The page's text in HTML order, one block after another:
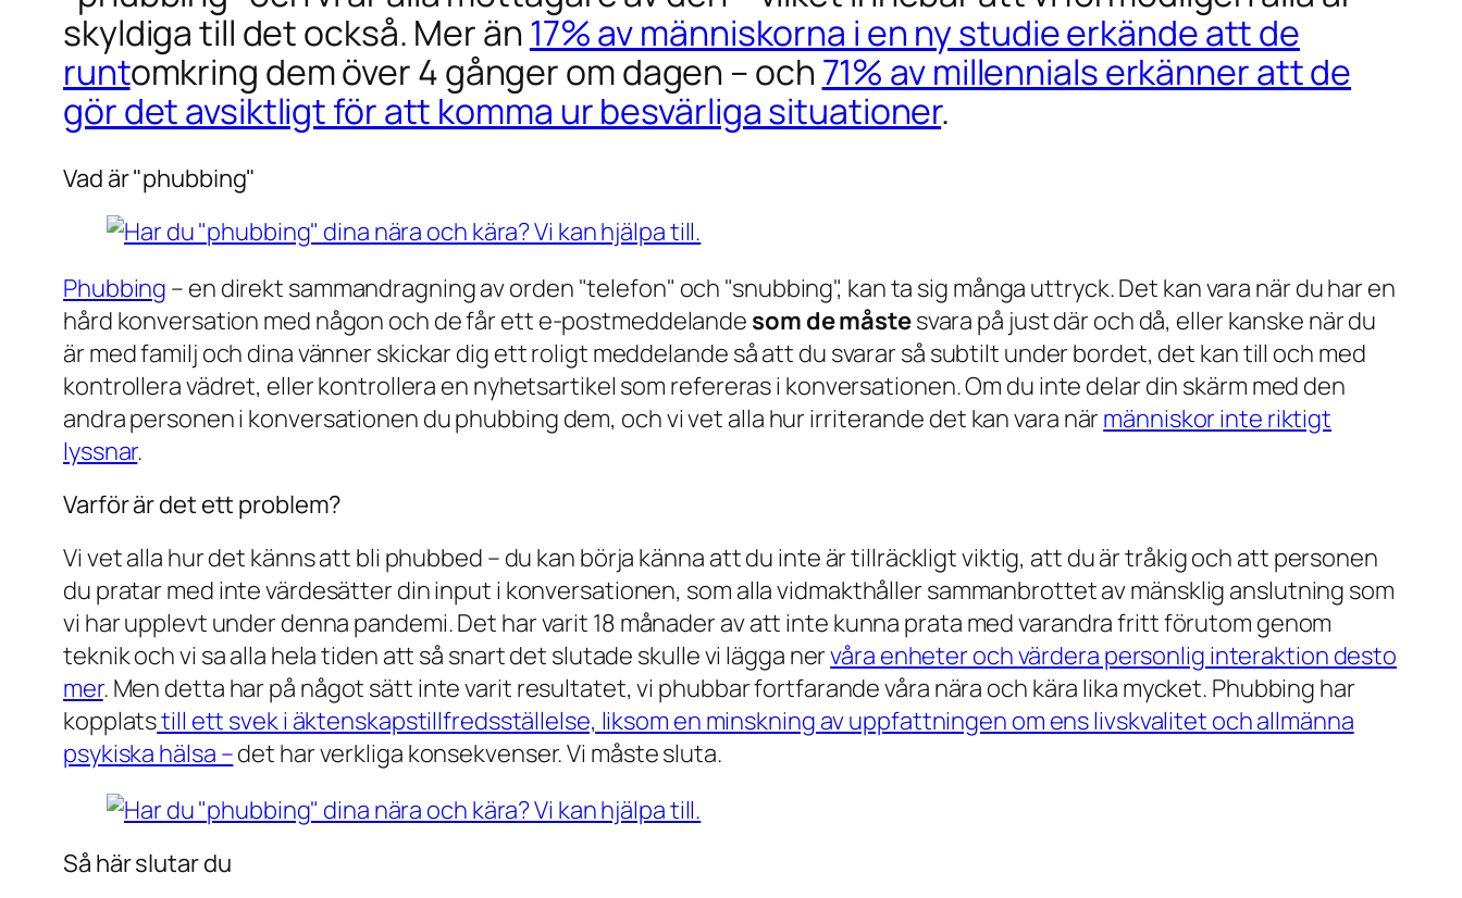
skyldiga till det också. Mer än 17% av människorna i en ny studie erkände att de
runtomkring dem över 4 gånger om dagen – och 71% av millennials erkänner att de
gör det avsiktligt för att komma ur besvärliga situationer.
Vad är "phubbing"
Phubbing – en direkt sammandragning av orden "telefon" och "snubbing", kan ta sig många uttryck. Det kan vara när du har en
hård konversation med någon och de får ett e-postmeddelande som de måstesvara på just där och då, eller kanske när du
är med familj och dina vänner skickar dig ett roligt meddelande så att du svarar så subtilt under bordet, det kan till och med
kontrollera vädret, eller kontrollera en nyhetsartikel som refereras i konversationen. Om du inte delar din skärm med den
andra personen i konversationen du phubbing dem, och vi vet alla hur irriterande det kan vara när människor inte riktigt
lyssnar.
Varför är det ett problem?
Vi vet alla hur det känns att bli phubbed – du kan börja känna att du inte är tillräckligt viktig, att du är tråkig och att personen
du pratar med inte värdesätter din input i konversationen, som alla vidmakthåller sammanbrottet av mänsklig anslutning som
vi har upplevt under denna pandemi. Det har varit 18 månader av att inte kunna prata med varandra fritt förutom genom
teknik och vi sa alla hela tiden att så snart det slutade skulle vi lägga nervåra enheter och värdera personlig interaktion desto
mer. Men detta har på något sätt inte varit resultatet, vi phubbar fortfarande våra nära och kära lika mycket. Phubbing har
kopplatstill ett svek i äktenskapstillfredsställelse, liksom en minskning av uppfattningen om ens livskvalitet och allmänna
psykiska hälsa –det har verkliga konsekvenser. Vi måste sluta.
Så här slutar du